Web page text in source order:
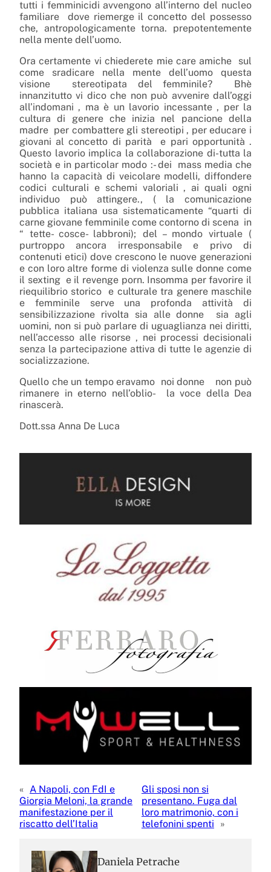
tutti i femminicidi avvengono all’interno del nucleo
familiare
dove riemerge il concetto del possesso
che, antropologicamente torna. prepotentemente
nella mente dell’uomo.
Ora certamente vi chiederete mie care amiche
sul
come sradicare nella mente dell’uomo questa
visione
stereotipata del femminile?
Bhè
innanzitutto vi dico che non può avvenire dall’oggi
all’indomani , ma è un lavorio incessante , per la
cultura di genere che inizia nel pancione della
madre per combattere gli stereotipi , per educare i
giovani al concetto di parità
e pari opportunità .
Questo lavorio implica la collaborazione di-tutta la
società e in particolar modo :- dei
mass media che
hanno la capacità di veicolare modelli, diffondere
codici culturali e schemi valoriali , ai quali ogni
individuo può attingere., ( la comunicazione
pubblica italiana usa sistematicamente “quarti di
carne giovane femminile come contorno di scena in
“ tette- cosce- labbroni); del – mondo virtuale (
purtroppo ancora irresponsabile e privo di
contenuti etici) dove crescono le nuove generazioni
e con loro altre forme di violenza sulle donne come
il sexting e il revenge porn. Insomma per favorire il
riequilibrio storico e culturale tra genere maschile
e femminile serve una profonda attività di
sensibilizzazione rivolta sia alle donne
sia agli
uomini, non si può parlare di uguaglianza nei diritti,
nell’accesso alle risorse , nei processi decisionali
senza la partecipazione attiva di tutte le agenzie di
socializzazione.
Quello che un tempo eravamo noi donne
non può
rimanere in eterno nell’oblio-
la voce della Dea
rinascerà.
Dott.ssa Anna De Luca
« A Napoli, con FdI e
Giorgia Meloni, la grande
manifestazione per il
riscatto dell’Italia
Gli sposi non si
presentano. Fuga dal
loro matrimonio, con i
telefonini spenti
»
Daniela Petrache